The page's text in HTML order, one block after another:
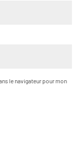
le navigateur pour mon